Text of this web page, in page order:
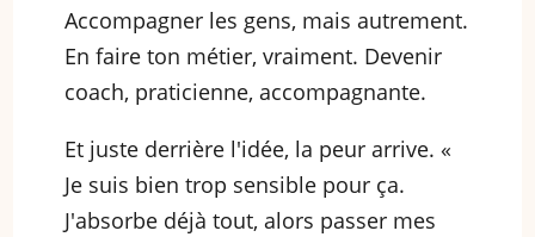
Accompagner les gens, mais autrement.
En faire ton métier, vraiment. Devenir
coach, praticienne, accompagnante.
Et juste derrière l'idée, la peur arrive. «
Je suis bien trop sensible pour ça.
J'absorbe déjà tout, alors passer mes